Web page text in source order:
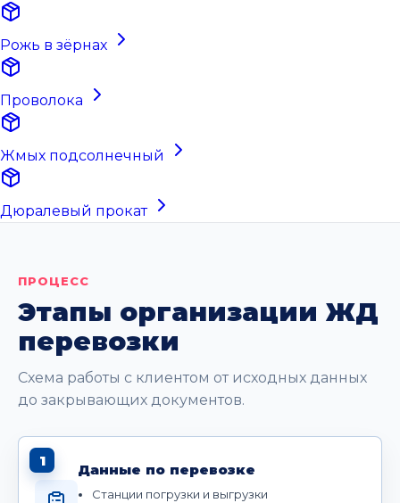
Рожь в зёрнах
Проволока
Жмых подсолнечный
Дюралевый прокат
ПРОЦЕСС
Этапы организации ЖД
перевозки
Схема работы с клиентом от исходных данных
до закрывающих документов.
1
Данные по перевозке
Станции погрузки и выгрузки